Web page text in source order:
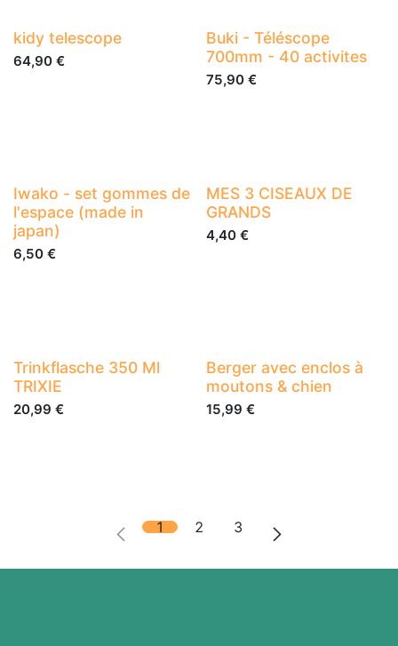
kidy telescope
64,90 €
Buki - Téléscope
700mm - 40 activites
75,90€
Iwako - set gommes de
l'espace (made in
japan)
6,50 €
MES 3 CISEAUX DE
GRANDS
4,40€
Trinkflasche 350 Ml
TRIXIE
20,99 €
Berger avec enclos à
moutons & chien
15,99 €
1 2 3